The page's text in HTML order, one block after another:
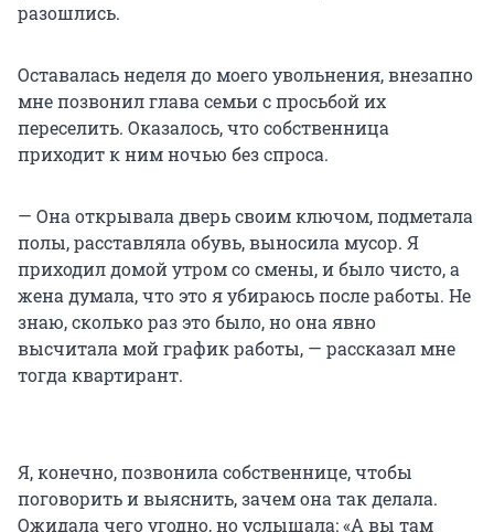
разошлись.
Оставалась неделя до моего увольнения, внезапно
мне позвонил глава семьи с просьбой их
переселить. Оказалось, что собственница
приходит к ним ночью без спроса.
— Она открывала дверь своим ключом, подметала
полы, расставляла обувь, выносила мусор. Я
приходил домой утром со смены, и было чисто, а
жена думала, что это я убираюсь после работы. Не
знаю, сколько раз это было, но она явно
высчитала мой график работы, — рассказал мне
тогда квартирант.
Я, конечно, позвонила собственнице, чтобы
поговорить и выяснить, зачем она так делала.
Ожидала чего угодно, но услышала: «А вы там